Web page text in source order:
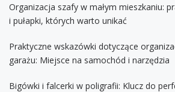
Organizacja szafy w małym mieszkaniu:
i pułapki, których warto unikać
Praktyczne wskazówki dotyczące
garażu: Miejsce na samochód i narzędzia
Bigówki i falcerki w poligrafii: Klucz do